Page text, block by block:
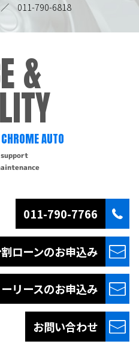
011-790-6818
&
AUTO
011-790-7766
ローンのお申込み
リースのお申込み
お問い合わせ